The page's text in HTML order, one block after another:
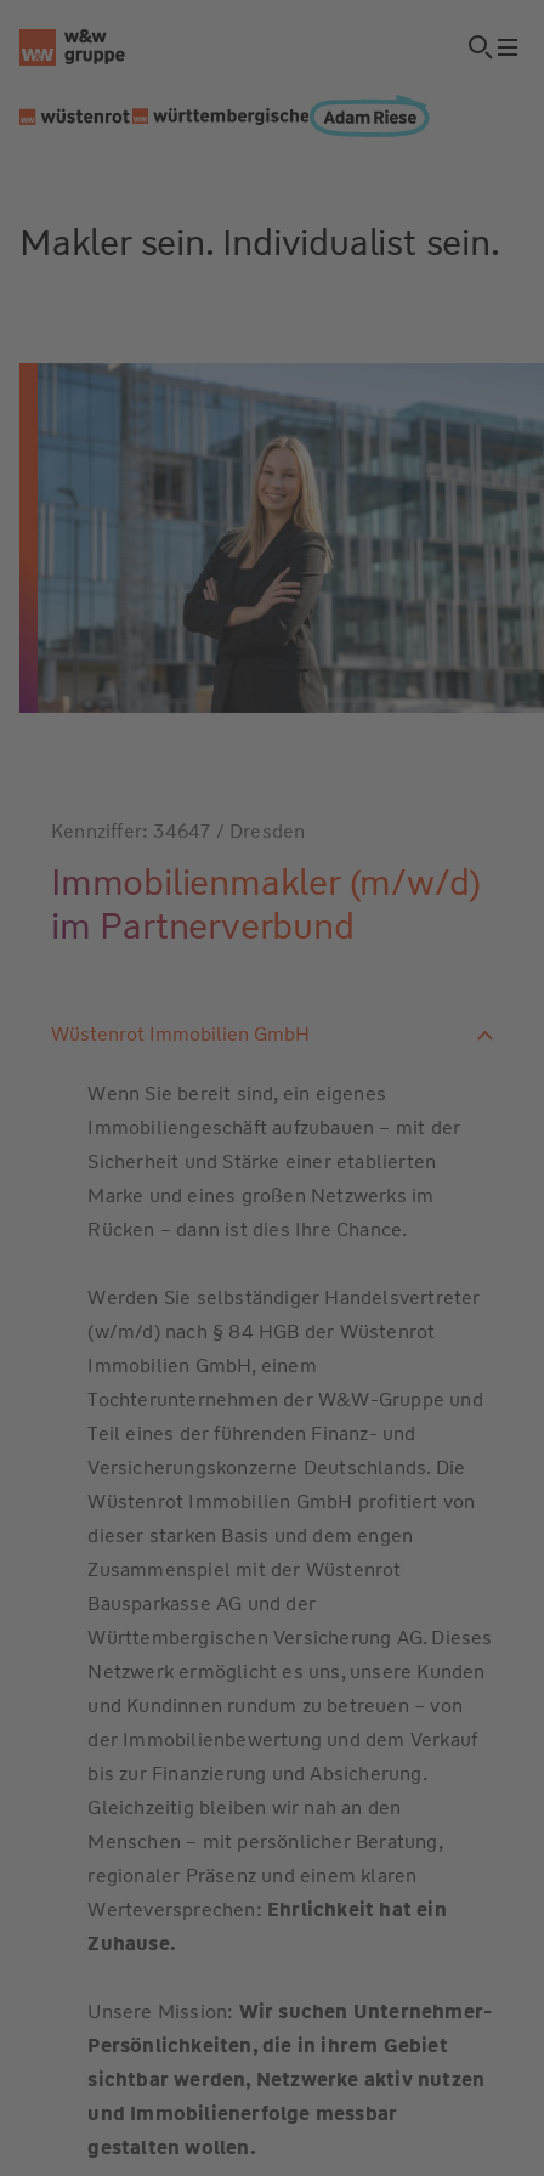
Makler sein. Individualist sein.
Kennziffer: 34647 / Dresden
Immobilienmakler (m/w/d)
im Partnerverbund
Wüstenrot Immobilien GmbH
Wenn Sie bereit sind, ein eigenes
Immobiliengeschäft aufzubauen – mit der
Sicherheit und Stärke einer etablierten
Marke und eines großen Netzwerks im
Rücken – dann ist dies Ihre Chance.
Werden Sie selbständiger Handelsvertreter
(w/m/d) nach § 84 HGB der Wüstenrot
Immobilien GmbH, einem
Tochterunternehmen der W&W-Gruppe und
Teil eines der führenden Finanz- und
Versicherungskonzerne Deutschlands. Die
Wüstenrot Immobilien GmbH profitiert von
dieser starken Basis und dem engen
Zusammenspiel mit der Wüstenrot
Bausparkasse AG und der
Württembergischen Versicherung AG. Dieses
Netzwerk ermöglicht es uns, unsere Kunden
und Kundinnen rundum zu betreuen – von
der Immobilienbewertung und dem Verkauf
bis zur Finanzierung und Absicherung.
Gleichzeitig bleiben wir nah an den
Menschen – mit persönlicher Beratung,
regionaler Präsenz und einem klaren
Werteversprechen: Ehrlichkeit hat ein
Zuhause.
Unsere Mission: Wir suchen Unternehmer-
Persönlichkeiten, die in ihrem Gebiet
sichtbar werden, Netzwerke aktiv nutzen
und Immobilienerfolge messbar
gestalten wollen.